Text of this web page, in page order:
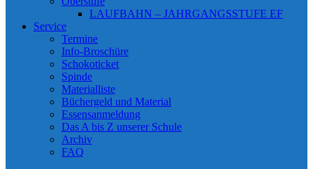
LAUFBAHN – JAHRGANGSSTUFE EF
Service
Termine
Info-Broschüre
Schokoticket
Spinde
Materialliste
Büchergeld und Material
Essensanmeldung
Das A bis Z unserer Schule
Archiv
FAQ